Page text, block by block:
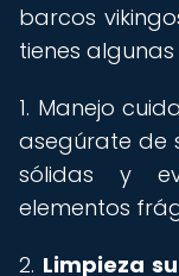
barcos
tienes
1. Manejo
asegúrate de
sólidas y
elementos
2. Limpieza